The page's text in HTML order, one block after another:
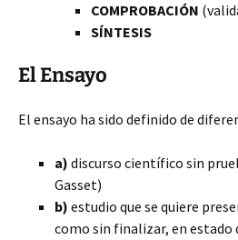
COMPROBACIÓN
SÍNTESIS
El Ensayo
El ensayo ha sido definido de
a) discurso científico sin
Gasset)
b) estudio que se quiere
como sin finalizar, en estado